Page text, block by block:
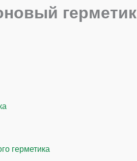
герметик
герметика